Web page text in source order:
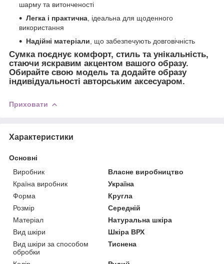
шарму та витонченості
Легка і практична, ідеальна для щоденного
використання
Надійні матеріали, що забезпечують довговічність
Сумка поєднує комфорт, стиль та унікальність,
стаючи яскравим акцентом вашого образу.
Обирайте свою модель та додайте образу
індивідуальності авторським аксесуаром.
Приховати
Характеристики
Основні
Виробник
Власне виробництво
Країна виробник
Україна
Форма
Кругла
Розмір
Середній
Матеріал
Натуральна шкіра
Вид шкіри
Шкіра ВРХ
Вид шкіри за способом
обробки
Тиснена